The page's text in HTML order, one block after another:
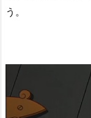
う。
画